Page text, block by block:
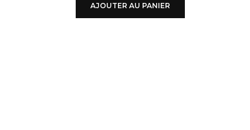
AJOUTER AU PANIER